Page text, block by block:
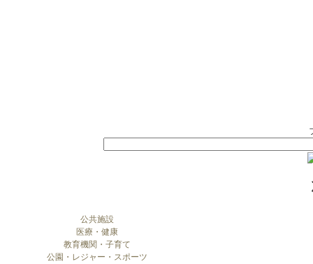
公共施設
医療・健康
教育機関・子育て
公園・レジャー・スポーツ